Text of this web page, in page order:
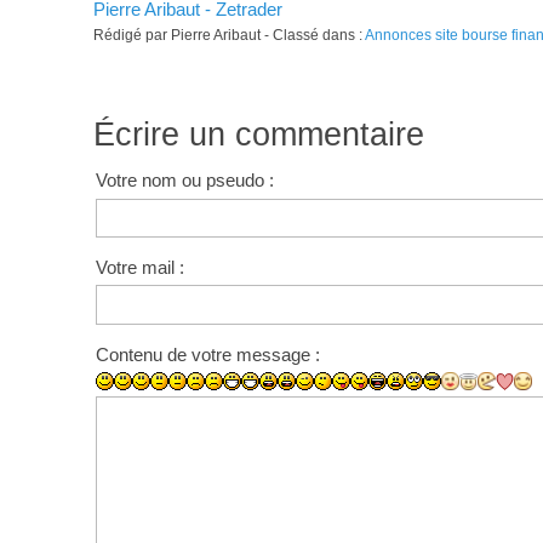
Pierre Aribaut - Zetrader
Rédigé par Pierre Aribaut - Classé dans :Annonces site bourse
Écrire un commentaire
Votre nom ou pseudo :
Votre mail :
Contenu de votre message :